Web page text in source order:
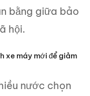
bằng giữa bảo
hội.
xe máy mới để giảm
nước chọn